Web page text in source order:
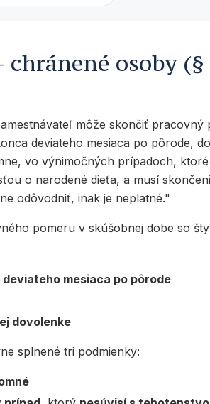
osoby
môže skončiť
deviateho mesiaca po pôrode,
vo výnimočných prípadoch,
o narodené dieťa, a musí
odôvodniť, inak je neplatné."
pomeru v skúšobnej dobe so
mesiaca po pôrode
dovolenke
splnené tri podmienky: